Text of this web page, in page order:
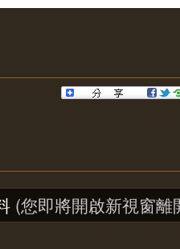
(您即將開啟新視窗離